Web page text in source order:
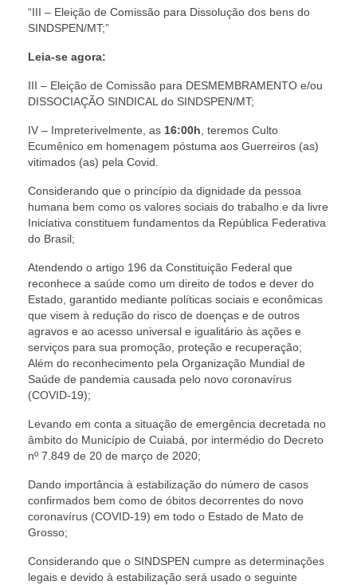
“III – Eleição de Comissão para Dissolução dos bens do
SINDSPEN/MT;”
Leia-se agora:
III – Eleição de Comissão para DESMEMBRAMENTO e/ou
DISSOCIAÇÃO SINDICAL do SINDSPEN/MT;
IV – Impreterivelmente, as 16:00h , teremos Culto
Ecumênico em homenagem póstuma aos Guerreiros (as)
vitimados (as) pela Covid.
Considerando que o princípio da dignidade da pessoa
humana bem como os valores sociais do trabalho e da livre
Iniciativa constituem fundamentos da República Federativa
do Brasil;
Atendendo o artigo 196 da Constituição Federal que
reconhece a saúde como um direito de todos e dever do
Estado, garantido mediante políticas sociais e econômicas
que visem à redução do risco de doenças e de outros
agravos e ao acesso universal e igualitário às ações e
serviços para sua promoção, proteção e recuperação;
Além do reconhecimento pela Organização Mundial de
Saúde de pandemia causada pelo novo coronavírus
(COVID-19);
Levando em conta a situação de emergência decretada no
âmbito do Município de Cuiabá, por intermédio do Decreto
nº 7.849 de 20 de março de 2020;
Dando importância à estabilização do número de casos
confirmados bem como de óbitos decorrentes do novo
coronavírus (COVID-19) em todo o Estado de Mato de
Grosso;
Considerando que o SINDSPEN cumpre as determinações
legais e devido à estabilização será usado o seguinte